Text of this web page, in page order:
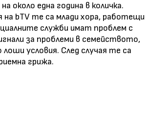
около една година в количка.
bTV те са млади хора, работещи
служби имат проблем с
за проблеми в семейството,
условия. След случая те са
грижа.